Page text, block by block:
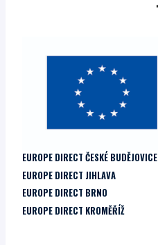
EUROPE DIRECT ČESKÉ BUDĚJOVICE
EUROPE DIRECT JIHLAVA
EUROPE DIRECT BRNO
EUROPE DIRECT KROMĚŘÍŽ